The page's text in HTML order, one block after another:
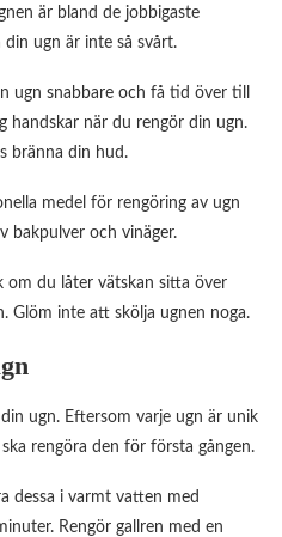
är bland de jobbigaste
ugn är inte så svårt.
ugn snabbare och få tid över till
handskar när du rengör din ugn.
bränna din hud.
medel för rengöring av ugn
bakpulver och vinäger.
om du låter vätskan sitta över
Glöm inte att skölja ugnen noga.
ugn. Eftersom varje ugn är unik
rengöra den för första gången.
dessa i varmt vatten med
Rengör gallren med en